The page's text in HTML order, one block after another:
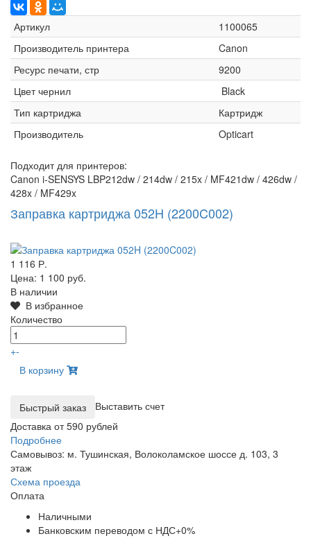
Артикул
1100065
Производитель принтера
Canon
Ресурс печати, стр
9200
Цвет чернил
Black
Тип картриджа
Картридж
Производитель
Opticart
Подходит для принтеров:
Canon i-SENSYS LBP212dw / 214dw / 215x / MF421dw / 426dw /
428x / MF429x
Заправка картриджа 052H (2200C002)
1 116 Р.
Цена: 1 100 руб.
В наличии
В избранное
Количество
+-
В корзину
Выставить счет
Доставка от 590 рублей
Подробнее
Самовывоз: м. Тушинская, Волоколамское шоссе д. 103, 3
этаж
Схема проезда
Оплата
Наличными
Банковским переводом с НДС+0%